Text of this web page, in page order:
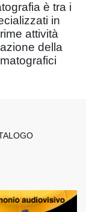
è tra i
in
attività
della